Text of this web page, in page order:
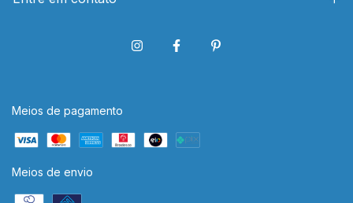
Meios de pagamento
Meios de envio